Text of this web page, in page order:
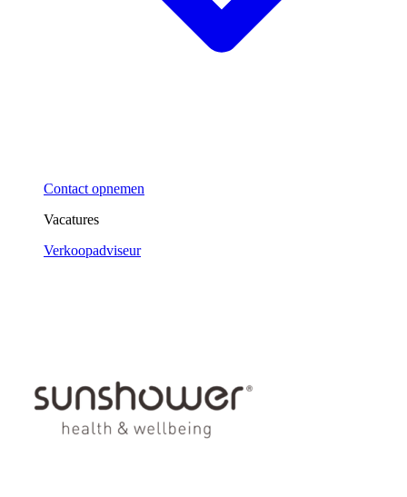
Contact opnemen
Vacatures
Verkoopadviseur